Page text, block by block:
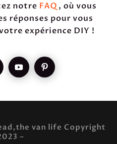
notre FAQ, où vous
réponses pour vous
expérience DIY !
van life Copyright
–